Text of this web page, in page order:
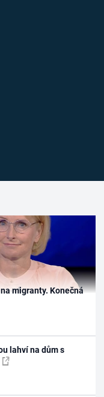
migranty. Konečná
lahví na dům s